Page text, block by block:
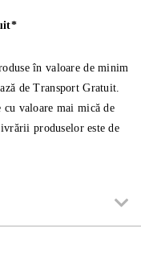
în valoare de minim
de Transport Gratuit.
cu valoare mai mică de
produselor este de